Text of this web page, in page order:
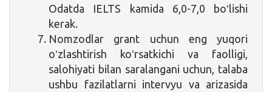
Odatda IELTS kamida 6,0-7,0 boʻlishi
kerak.
Nomzodlar grant uchun eng yuqori
oʻzlashtirish koʻrsatkichi va faolligi,
salohiyati bilan saralangani uchun, talaba
ushbu fazilatlarni intervyu va arizasida